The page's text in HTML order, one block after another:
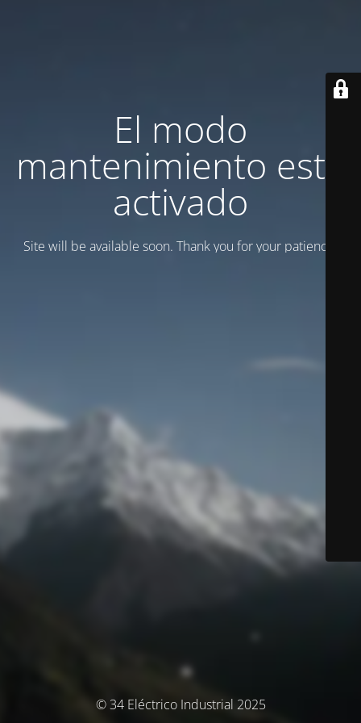
El modo
mantenimiento está
activado
Site will be available soon. Thank you for your patience!
© 34 Eléctrico Industrial 2025